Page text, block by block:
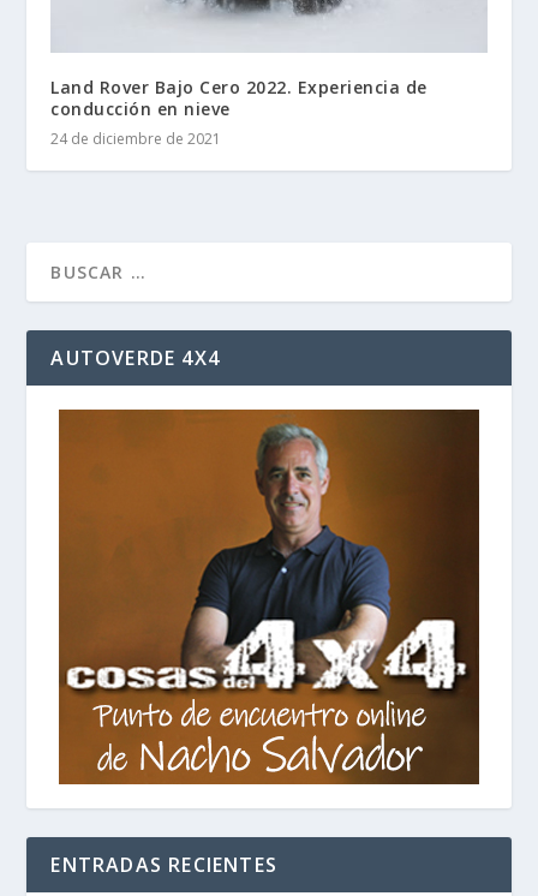
Land Rover Bajo Cero 2022. Experiencia de
conducción en nieve
24 de diciembre de 2021
AUTOVERDE 4X4
ENTRADAS RECIENTES